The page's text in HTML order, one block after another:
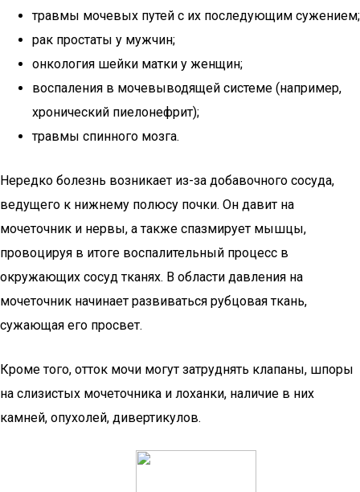
травмы мочевых путей с их последующим сужением;
рак простаты у мужчин;
онкология шейки матки у женщин;
воспаления в мочевыводящей системе (например,
хронический пиелонефрит);
травмы спинного мозга.
Нередко болезнь возникает из-за добавочного сосуда,
ведущего к нижнему полюсу почки. Он давит на
мочеточник и нервы, а также спазмирует мышцы,
провоцируя в итоге воспалительный процесс в
окружающих сосуд тканях. В области давления на
мочеточник начинает развиваться рубцовая ткань,
сужающая его просвет.
Кроме того, отток мочи могут затруднять клапаны, шпоры
на слизистых мочеточника и лоханки, наличие в них
камней, опухолей, дивертикулов.